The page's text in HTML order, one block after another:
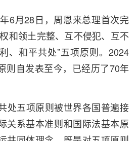
6月28日，周恩来总理首次完
和领土完整、互不侵犯、互不
、和平共处”五项原则。2024
则自发表至今，已经历了70年
处五项原则被世界各国普遍接
关系基本准则和国际法基本原